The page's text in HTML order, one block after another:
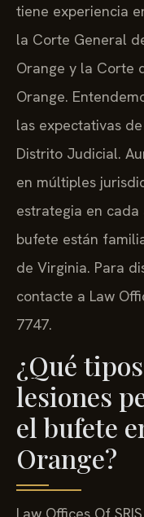
tiene experiencia
la Corte General
Orange y la Corte
Orange.
las expectativas
Distrito Judicial.
en múltiples
estrategia en
bufete están
de Virginia. Para
contacte a Law
7747.
¿Qué
lesiones
el bufete
Orange?